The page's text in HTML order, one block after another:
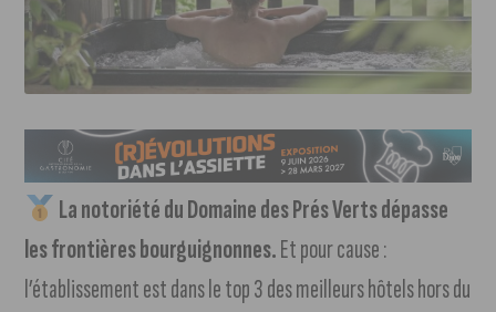
La notoriété du Domaine des Prés Verts dépasse
les frontières bourguignonnes.Et pour cause :
l’établissement est dans le top 3 des meilleurs hôtels hors du